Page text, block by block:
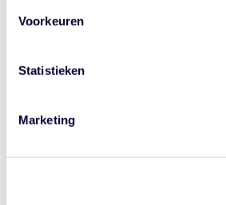
Voorkeuren
Statistieken
Marketing
Chiel Kwakkestijn † (1965)
Dick de Liefde
Henk Makkenze † (2015)
Rob Marcus † (2015)